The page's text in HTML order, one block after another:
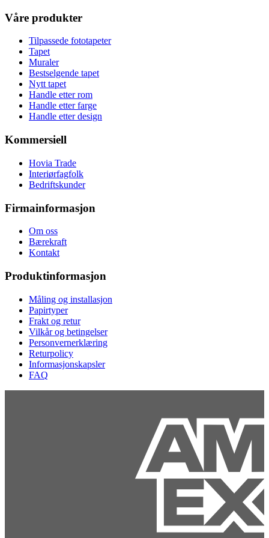
Våre produkter
Tilpassede fototapeter
Tapet
Muraler
Bestselgende tapet
Nytt tapet
Handle etter rom
Handle etter farge
Handle etter design
Kommersiell
Hovia Trade
Interiørfagfolk
Bedriftskunder
Firmainformasjon
Om oss
Bærekraft
Kontakt
Produktinformasjon
Måling og installasjon
Papirtyper
Frakt og retur
Vilkår og betingelser
Personvernerklæring
Returpolicy
Informasjonskapsler
FAQ